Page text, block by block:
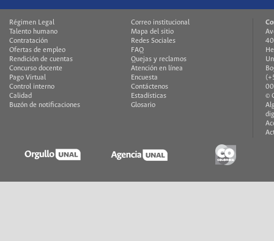
Régimen Legal
Talento humano
Contratación
Ofertas de empleo
Rendición de cuentas
Concurso docente
Pago Virtual
Control interno
Calidad
Buzón de notificaciones
Correo institucional
Mapa del sitio
Redes Sociales
FAQ
Quejas y reclamos
Atención en línea
Encuesta
Contáctenos
Estadísticas
Glosario
©